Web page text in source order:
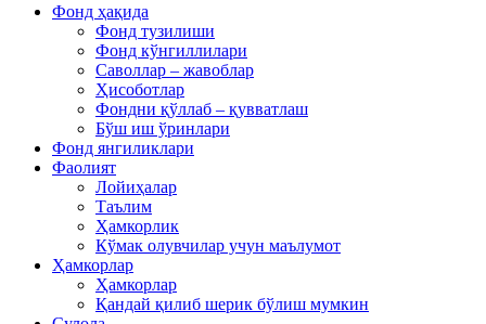
Фонд ҳақида
Фонд тузилиши
Фонд кўнгиллилари
Саволлар – жавоблар
Ҳисоботлар
Фондни қўллаб – қувватлаш
Бўш иш ўринлари
Фонд янгиликлари
Фаолият
Лойиҳалар
Таълим
Ҳамкорлик
Кўмак олувчилар учун маълумот
Ҳамкорлар
Ҳамкорлар
Қандай қилиб шерик бўлиш мумкин